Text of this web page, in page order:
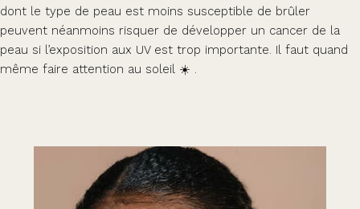
dont le type de peau est moins susceptible de brûler
peuvent néanmoins risquer de développer un cancer de la
peau si l’exposition aux UV est trop importante. Il faut quand
même faire attention au soleil ☀️ .